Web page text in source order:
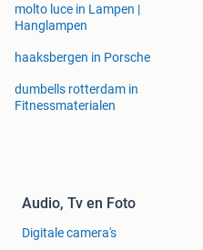
molto luce in Lampen |
Hanglampen
haaksbergen in Porsche
dumbells rotterdam in
Fitnessmaterialen
Audio, Tv en Foto
Digitale camera's